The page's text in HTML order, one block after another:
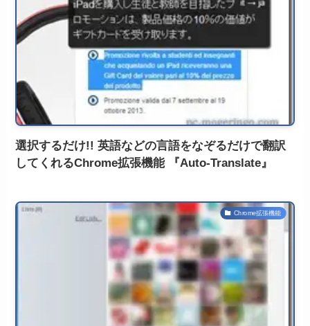
選択するだけ!! 英語などの言語をなぞるだけで翻訳
してくれるChrome拡張機能 『Auto-Translate』
Chrome拡張機能